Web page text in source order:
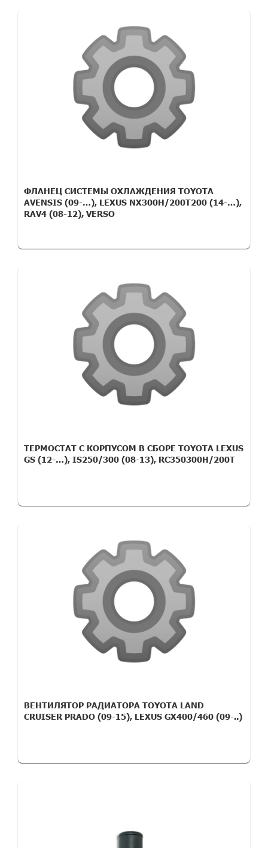
ФЛАНЕЦ СИСТЕМЫ ОХЛАЖДЕНИЯ TOYOTA
AVENSIS (09-…), LEXUS NX300H/200T200 (14-…),
RAV4 (08-12), VERSO
ТЕРМОСТАТ С КОРПУСОМ В СБОРЕ TOYOTA LEXUS
GS (12-…), IS250/300 (08-13), RC350300H/200T
ВЕНТИЛЯТОР РАДИАТОРА TOYOTA LAND
CRUISER PRADO (09-15), LEXUS GX400/460 (09-..)